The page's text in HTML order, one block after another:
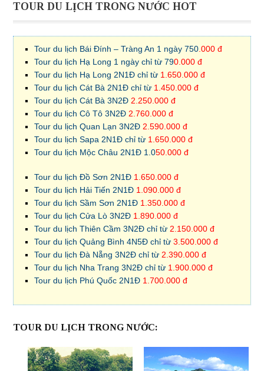
TOUR DU LỊCH TRONG NƯỚC HOT
Tour du lịch Bái Đính – Tràng An 1 ngày 750 .000 đ
Tour du lịch Hạ Long 1 ngày chỉ từ 790.000 đ
Tour du lịch Hạ Long 2N1Đ chỉ từ 1.650.000 đ
Tour du lịch Cát Bà 2N1Đ chỉ từ 1.450.000 đ
Tour du lịch Cát Bà 3N2Đ 2.250.000 đ
Tour du lịch Cô Tô 3N2Đ 2.760.000 đ
Tour du lịch Quan Lạn 3N2Đ 2.590.000 đ
Tour du lịch Sapa 2N1Đ chỉ từ 1.650.000 đ
Tour du lịch Mộc Châu 2N1Đ 1.050.000 đ
Tour du lịch Đồ Sơn 2N1Đ 1.650.000 đ
Tour du lịch Hải Tiến 2N1Đ 1.090.000 đ
Tour du lịch Sầm Sơn 2N1Đ 1.350.000 đ
Tour du lịch Cửa Lò 3N2Đ 1.890.000 đ
Tour du lịch Thiên Cầm 3N2Đ chỉ từ 2.150.000 đ
Tour du lịch Quảng Bình 4N5Đ chỉ từ3.500.000 đ
Tour du lịch Đà Nẵng 3N2Đ chỉ từ 2.390.000 đ
Tour du lịch Nha Trang 3N2Đ chỉ từ 1.900.000 đ
Tour du lịch Phú Quốc 2N1Đ 1.700.000 đ
TOUR DU LỊCH TRONG NƯỚC: